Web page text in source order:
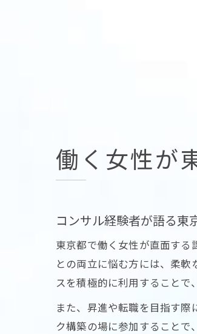
働く女性が
コンサル経験者が語る東
東京都で働く女性が直面す
との両立に悩む方には、柔
スを積極的に利用することで
また、昇進や転職を目指す
ク構築の場に参加すること